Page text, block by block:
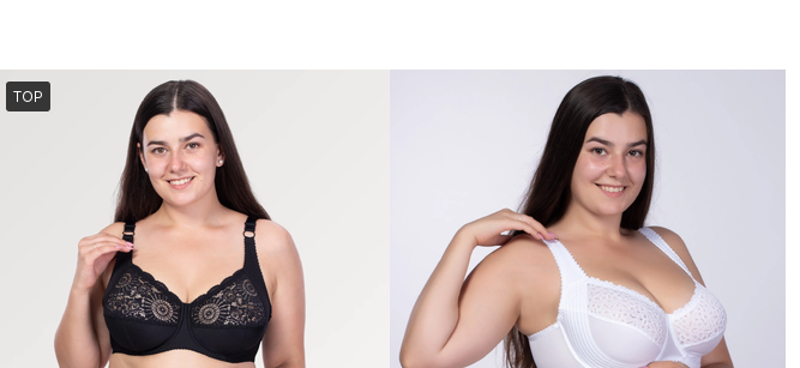
TOP